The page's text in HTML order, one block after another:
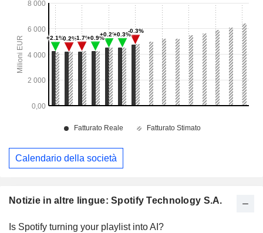
Notizie in altre lingue: Spotify Technology S.A.
Is Spotify turning your playlist into AI?
Calendario della società